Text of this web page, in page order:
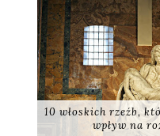
10 włoskich rzeźb,
wpływ na